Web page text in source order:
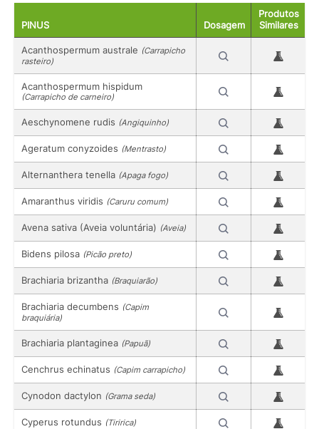
PINUS Dosagem
Produtos
Similares
Acanthospermum australe (Carrapicho
rasteiro)
Acanthospermum hispidum
(Carrapicho de carneiro)
Aeschynomene rudis (Angiquinho)
Ageratum conyzoides (Mentrasto)
Alternanthera tenella (Apaga fogo)
Amaranthus viridis (Caruru comum)
Avena sativa (Aveia voluntária) (Aveia)
Bidens pilosa (Picão preto)
Brachiaria brizantha (Braquiarão)
Brachiaria decumbens (Capim
braquiária)
Brachiaria plantaginea (Papuã)
Cenchrus echinatus (Capim carrapicho)
Cynodon dactylon (Grama seda)
Cyperus rotundus (Tiririca)